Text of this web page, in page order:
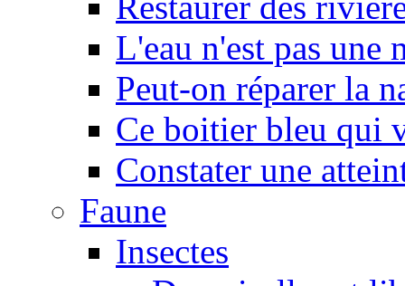
L'eau n'est pas une
Peut-on réparer la
Ce boitier bleu qui
Constater une
Faune
Insectes